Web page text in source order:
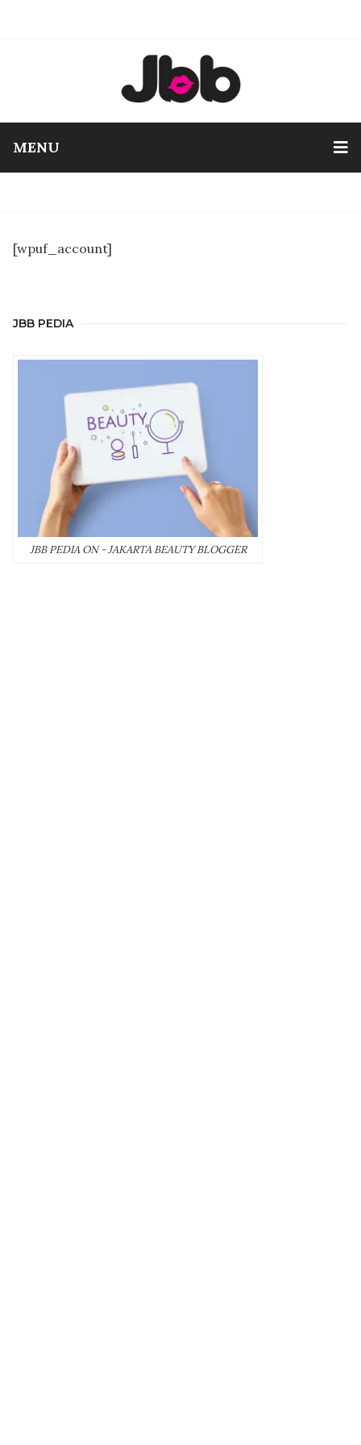
MENU
[wpuf_account]
JBB PEDIA
JBB PEDIA ON - JAKARTA BEAUTY BLOGGER